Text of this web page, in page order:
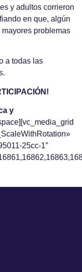
y adultos corrieron
en que, algún
problemas
a todas las
y
25cc-1″